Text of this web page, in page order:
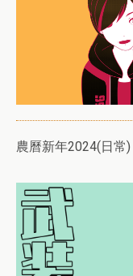
農曆新年2024(日常)